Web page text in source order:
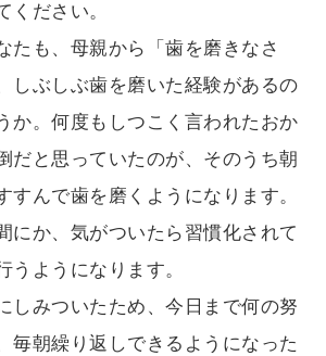
ください。
たも、母親から「歯を磨きなさ
しぶしぶ歯を磨いた経験があるの
か。何度もしつこく言われたおか
だと思っていたのが、そのうち朝
すんで歯を磨くようになります。
にか、気がついたら習慣化されて
うようになります。
しみついたため、今日まで何の努
毎朝繰り返しできるようになった